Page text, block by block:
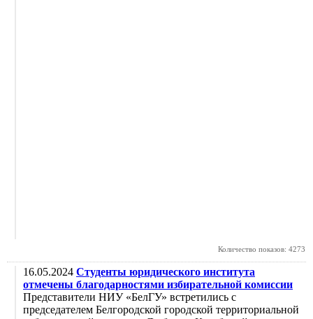
Количество показов: 4273
16.05.2024 Студенты юридического института
отмечены благодарностями избирательной комиссии
Представители НИУ «БелГУ» встретились с
председателем Белгородской городской территориальной